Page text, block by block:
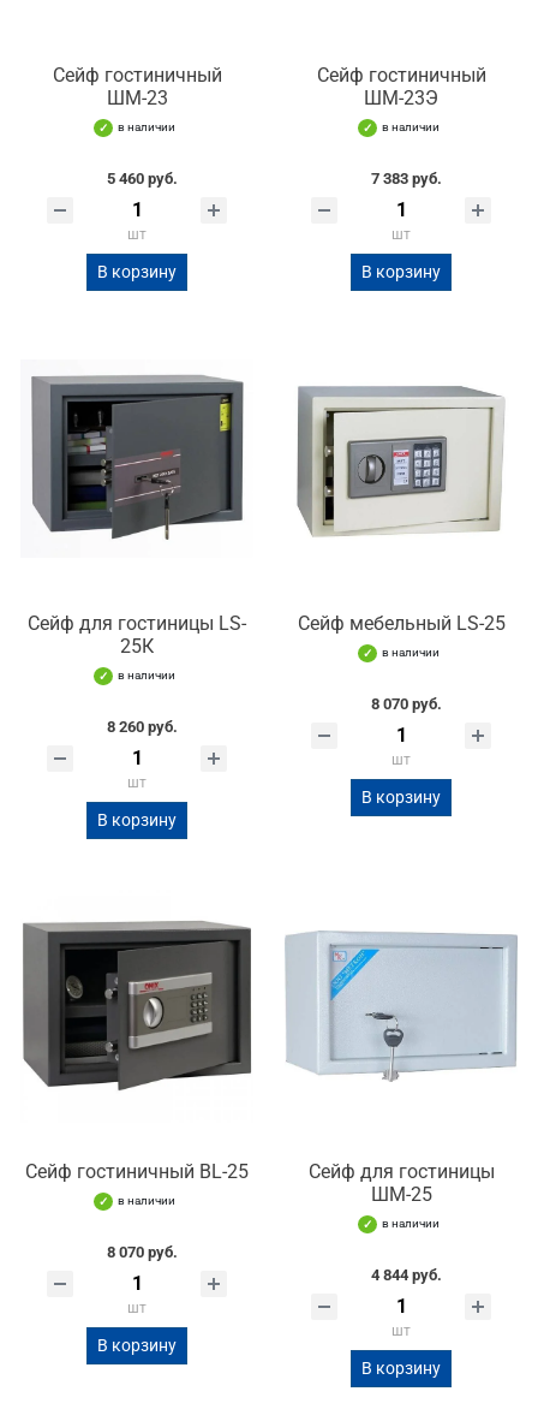
Сейф гостиничный
ШМ-23
в наличии
5 460 руб.
шт
В корзину
Сейф гостиничный
ШМ-23Э
в наличии
7 383 руб.
шт
В корзину
Сейф для гостиницы LS-
25К
в наличии
8 260 руб.
шт
В корзину
Сейф мебельный LS-25
в наличии
8 070 руб.
шт
В корзину
Сейф гостиничный BL-25
в наличии
8 070 руб.
шт
В корзину
Сейф для гостиницы
ШМ-25
в наличии
4 844 руб.
шт
В корзину